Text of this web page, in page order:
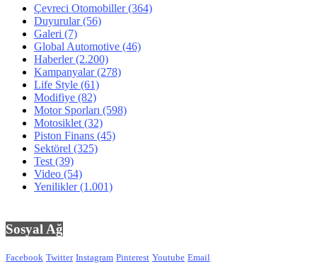
Çevreci Otomobiller(364)
Duyurular(56)
Galeri (7)
Global Automotive (46)
Haberler(2.200)
Kampanyalar(278)
Life Style (61)
Modifiye (82)
Motor Sporları (598)
Motosiklet (32)
Piston Finans (45)
Sektörel (325)
Test (39)
Video (54)
Yenilikler(1.001)
Sosyal Ağ
Facebook Twitter Instagram Pinterest Youtube Email